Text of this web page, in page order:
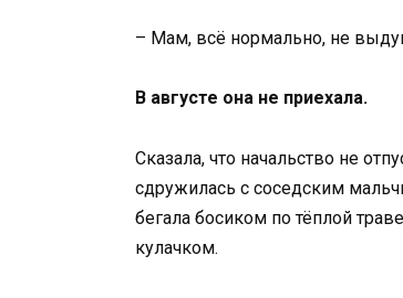
– Мам, всё нормально, не
В августе она не приехала.
Сказала, что начальство не
сдружилась с соседским
бегала босиком по тёплой
кулачком.